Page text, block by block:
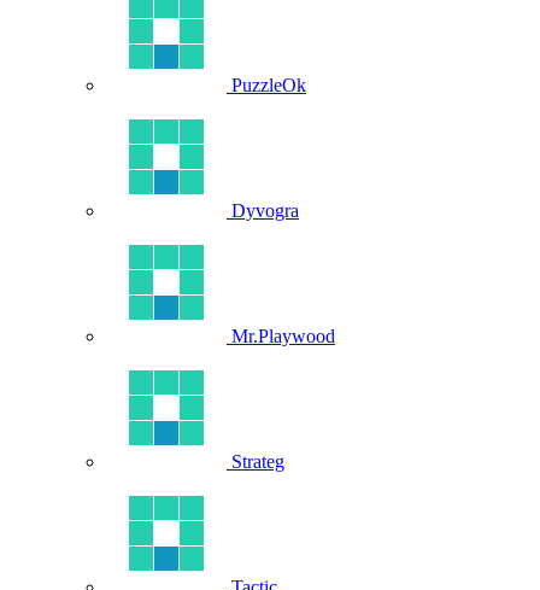
PuzzleOk
Dyvogra
Mr.Playwood
Strateg